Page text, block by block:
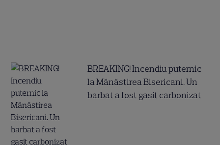
BREAKING! Incendiu puternic
la Mănăstirea Bisericani. Un
barbat a fost gasit carbonizat